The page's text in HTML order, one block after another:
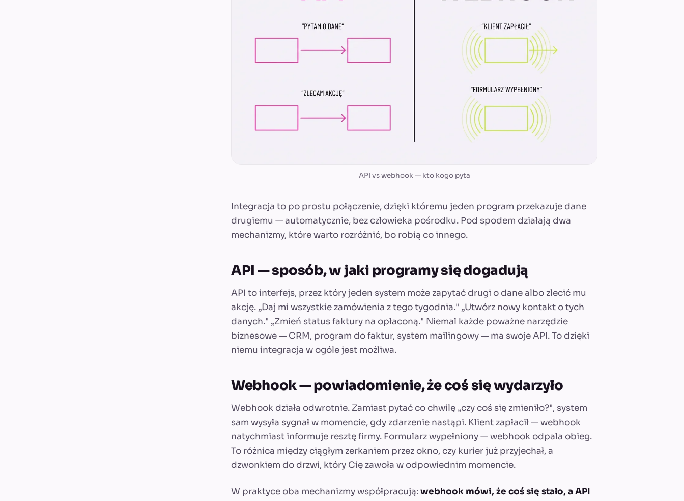
API vs webhook — kto kogo pyta
Integracja to po prostu połączenie, dzięki któremu jeden program przekazuje dane
drugiemu — automatycznie, bez człowieka pośrodku. Pod spodem działają dwa
mechanizmy, które warto rozróżnić, bo robią co innego.
API — sposób, w jaki programy się dogadują
API to interfejs, przez który jeden system może zapytać drugi o dane albo zlecić mu
akcję. „Daj mi wszystkie zamówienia z tego tygodnia." „Utwórz nowy kontakt o tych
danych." „Zmień status faktury na opłaconą." Niemal każde poważne narzędzie
biznesowe — CRM, program do faktur, system mailingowy — ma swoje API. To dzięki
niemu integracja w ogóle jest możliwa.
Webhook — powiadomienie, że coś się wydarzyło
Webhook działa odwrotnie. Zamiast pytać co chwilę „czy coś się zmieniło?", system
sam wysyła sygnał w momencie, gdy zdarzenie nastąpi. Klient zapłacił — webhook
natychmiast informuje resztę firmy. Formularz wypełniony — webhook odpala obieg.
To różnica między ciągłym zerkaniem przez okno, czy kurier już przyjechał, a
dzwonkiem do drzwi, który Cię zawoła w odpowiednim momencie.
W praktyce oba mechanizmy współpracują:webhook mówi, że coś się stało, a API